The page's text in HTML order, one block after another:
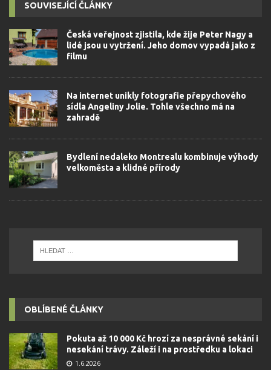
SOUVISEJÍCÍ ČLÁNKY
Česká veřejnost zjistila, kde žije Peter Nagy a
lidé jsou u vytržení. Jeho domov vypadá jako z
filmu
Na internet unikly fotografie přepychového
sídla Angeliny Jolie. Tohle všechno má na
zahradě
Bydlení nedaleko Montrealu kombinuje výhody
velkoměsta a klidné přírody
OBLÍBENÉ ČLÁNKY
Pokuta až 10 000 Kč hrozí za nesprávné sekání i
nesekání trávy. Záleží i na prostředku a lokaci
1.6.2026